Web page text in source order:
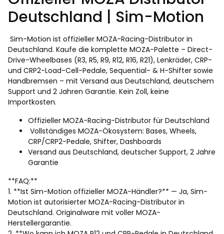
Deutschland | Sim-Motion
Sim-Motion ist offizieller MOZA-Racing-Distributor in
Deutschland. Kaufe die komplette MOZA-Palette – Direct-
Drive-Wheelbases (R3, R5, R9, R12, R16, R21), Lenkräder, CRP-
und CRP2-Load-Cell-Pedale, Sequential- & H-Shifter sowie
Handbremsen – mit Versand aus Deutschland, deutschem
Support und 2 Jahren Garantie. Kein Zoll, keine
Importkosten.
Offizieller MOZA-Racing-Distributor für Deutschland
Vollständiges MOZA-Ökosystem: Bases, Wheels,
CRP/CRP2-Pedale, Shifter, Dashboards
Versand aus Deutschland, deutscher Support, 2 Jahre
Garantie
**FAQ:**
1. **Ist Sim-Motion offizieller MOZA-Händler?** — Ja, Sim-
Motion ist autorisierter MOZA-Racing-Distributor in
Deutschland. Originalware mit voller MOZA-
Herstellergarantie.